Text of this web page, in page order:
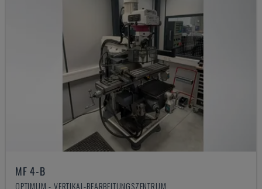
MF 4-B
OPTIMUM - VERTIKAL-BEARBEITUNGSZENTRUM